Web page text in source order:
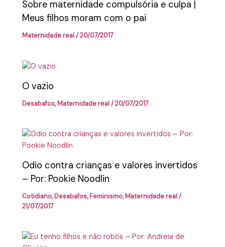
Sobre maternidade compulsória e culpa |
Meus filhos moram com o pai
Maternidade real/20/07/2017
O vazio
Desabafos,Maternidade real/20/07/2017
Odio contra crianças e valores invertidos
– Por: Pookie Noodlin
Cotidiano,Desabafos,Feminismo,Maternidade real/
21/07/2017